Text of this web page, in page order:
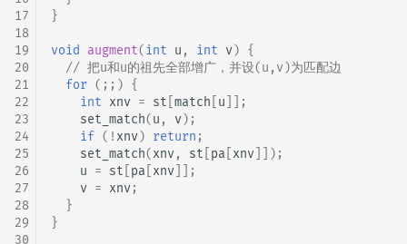
17
18
19
20
21
22
23
24
25
26
27
28
29
30
}
void augment(int u , int v) {
// 把u和u的祖先全部增广，并设(u,v)为匹配边
for (;;) {
int xnv = st match u ]];
set_match(u , v);
if ( ! xnv) return ;
set_match(xnv, st pa xnv ]]);
u = st pa xnv ]];
v = xnv;
}
}